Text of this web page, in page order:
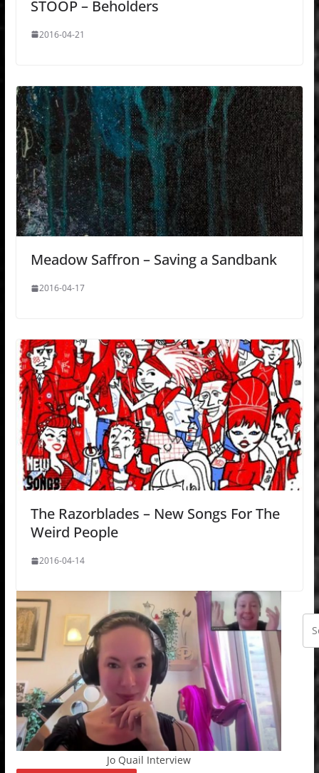
STOOP – Beholders
2016-04-21
Meadow Saffron – Saving a Sandbank
2016-04-17
The Razorblades – New Songs For The
Weird People
2016-04-14
Jo Quail Interview